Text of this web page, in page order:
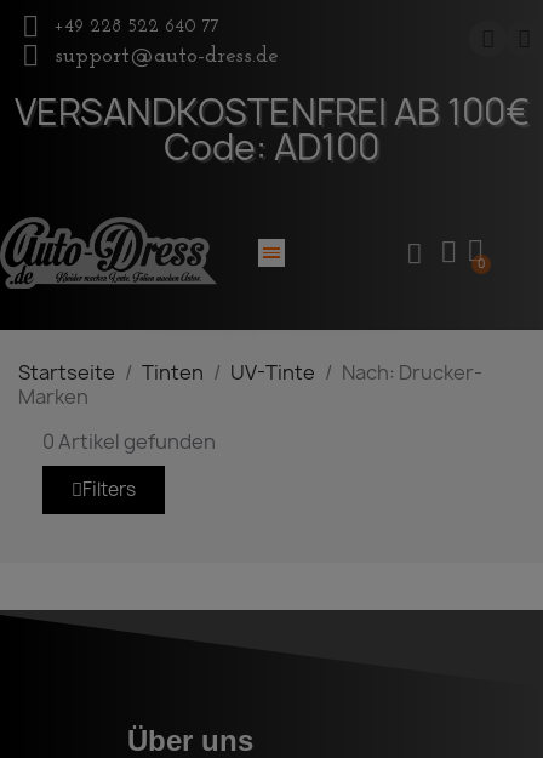
+49 228 522 640 77
support@auto-dress.de
VERSANDKOSTENFREI AB 100€
Code: AD100
Startseite Tinten UV-Tinte
Nach: Drucker-
Marken
Nach:
Drucker-
Marken
0 Artikel gefunden
Filters
Über uns